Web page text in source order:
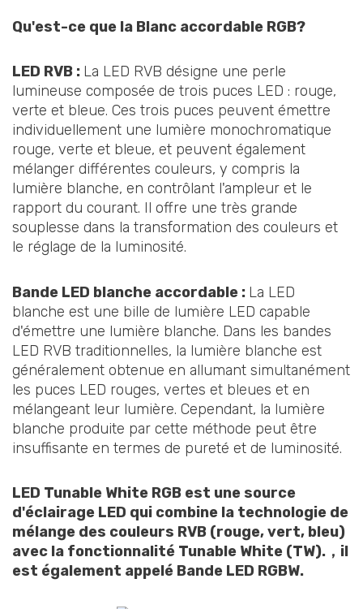
Qu'est-ce que la Blanc accordable RGB?
LED RVB : La LED RVB désigne une perle
lumineuse composée de trois puces LED : rouge,
verte et bleue. Ces trois puces peuvent émettre
individuellement une lumière monochromatique
rouge, verte et bleue, et peuvent également
mélanger différentes couleurs, y compris la
lumière blanche, en contrôlant l'ampleur et le
rapport du courant. Il offre une très grande
souplesse dans la transformation des couleurs et
le réglage de la luminosité.
Bande LED blanche accordable : La LED
blanche est une bille de lumière LED capable
d'émettre une lumière blanche. Dans les bandes
LED RVB traditionnelles, la lumière blanche est
généralement obtenue en allumant simultanément
les puces LED rouges, vertes et bleues et en
mélangeant leur lumière. Cependant, la lumière
blanche produite par cette méthode peut être
insuffisante en termes de pureté et de luminosité.
LED Tunable White RGB est une source
d'éclairage LED qui combine la technologie de
mélange des couleurs RVB (rouge, vert, bleu)
avec la fonctionnalité Tunable White (TW). ， il
est également appelé Bande LED RGBW.